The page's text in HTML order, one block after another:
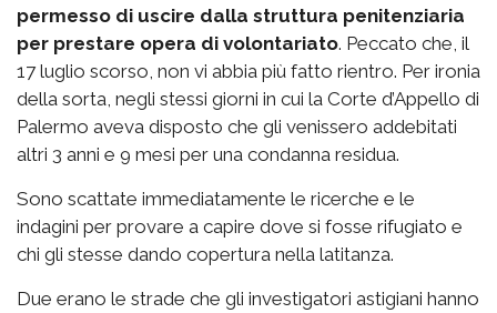
permesso di uscire dalla struttura penitenziaria
per prestare opera di volontariato. Peccato che, il
17 luglio scorso, non vi abbia più fatto rientro. Per ironia
della sorta, negli stessi giorni in cui la Corte d’Appello di
Palermo aveva disposto che gli venissero addebitati
altri 3 anni e 9 mesi per una condanna residua.
Sono scattate immediatamente le ricerche e le
indagini per provare a capire dove si fosse rifugiato e
chi gli stesse dando copertura nella latitanza.
Due erano le strade che gli investigatori astigiani hanno